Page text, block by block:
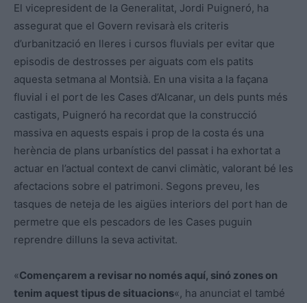
El vicepresident de la Generalitat, Jordi Puigneró, ha
assegurat que el Govern revisarà els criteris
d’urbanització en lleres i cursos fluvials per evitar que
episodis de destrosses per aiguats com els patits
aquesta setmana al Montsià. En una visita a la façana
fluvial i el port de les Cases d’Alcanar, un dels punts més
castigats, Puigneró ha recordat que la construcció
massiva en aquests espais i prop de la costa és una
herència de plans urbanístics del passat i ha exhortat a
actuar en l’actual context de canvi climàtic, valorant bé les
afectacions sobre el patrimoni. Segons preveu, les
tasques de neteja de les aigües interiors del port han de
permetre que els pescadors de les Cases puguin
reprendre dilluns la seva activitat.
«Començarem a revisar no només aquí, sinó zones on
tenim aquest tipus de situacions«, ha anunciat el també